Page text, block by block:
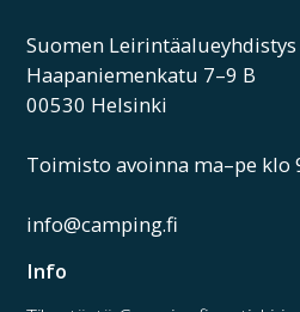
Suomen Leirintäalueyhdistys
Haapaniemenkatu 7–9 B
00530 Helsinki
Toimisto avoinna ma–pe klo
info@camping.fi
Info